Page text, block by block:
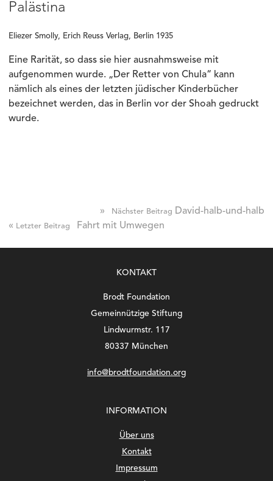
Palästina
Eliezer Smolly, Erich Reuss Verlag, Berlin 1935
Eine Rarität, so dass sie hier ausnahmsweise mit
aufgenommen wurde. „Der Retter von Chula“ kann
nämlich als eines der letzten jüdischer Kinderbücher
bezeichnet werden, das in Berlin vor der Shoah gedruckt
wurde.
» Nächster Beitrag David-halb-und-halb
« Letzter Beitrag Fahrt mit Umwegen
KONTAKT
Brodt Foundation
Gemeinnützige Stiftung
Lindwurmstr. 117
80337 München
info@brodtfoundation.org
INFORMATION
Über uns
Kontakt
Impressum